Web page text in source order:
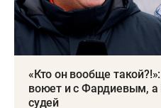
«Кто он вообще
воюет и с Фардиевым, а
судей